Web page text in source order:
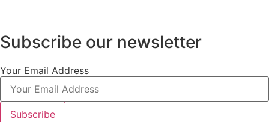
Subscribe our newsletter
Your Email Address
Subscribe